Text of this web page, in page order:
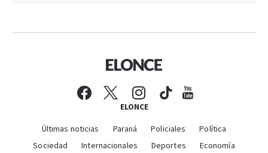
ELONCE
Últimas noticias Paraná Policiales
Política
Sociedad
Internacionales Deportes Economía